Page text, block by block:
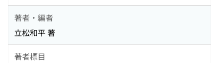
著者・編者
立松和平 著
著者標目